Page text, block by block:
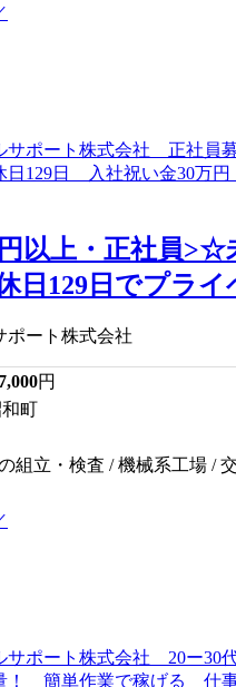
以上・正社員>☆
日129日でプライ
ポート株式会社
円
町
組立・検査 / 機械系工場 /